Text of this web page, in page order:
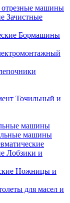
машины
Зачистные
Бормашины
Точильный и
машины
машины
Лобзики и
Ножницы и
для масел и